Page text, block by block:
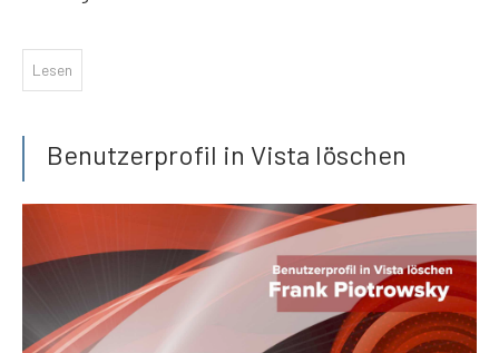
Lesen
Benutzerprofil in Vista löschen